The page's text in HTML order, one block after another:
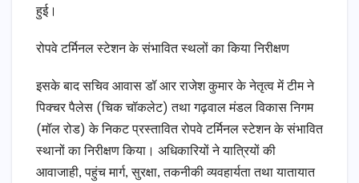
हुई।
रोपवे टर्मिनल स्टेशन के संभावित स्थलों का किया निरीक्षण
इसके बाद सचिव आवास डॉ आर राजेश कुमार के नेतृत्व में टीम ने
पिक्चर पैलेस (चिक चॉकलेट) तथा गढ़वाल मंडल विकास निगम
(मॉल रोड) के निकट प्रस्तावित रोपवे टर्मिनल स्टेशन के संभावित
स्थानों का निरीक्षण किया। अधिकारियों ने यात्रियों की
आवाजाही, पहुंच मार्ग, सुरक्षा, तकनीकी व्यवहार्यता तथा यातायात